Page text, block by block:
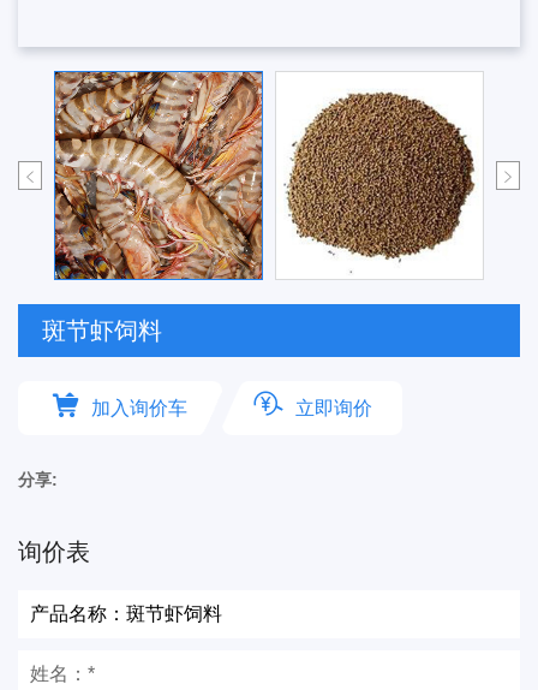
斑节虾饲料
加入询价车 立即询价
分享:
询价表